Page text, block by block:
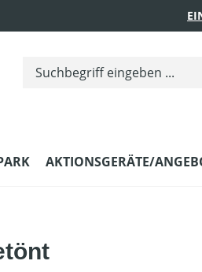
AKTIONSGERÄTE/